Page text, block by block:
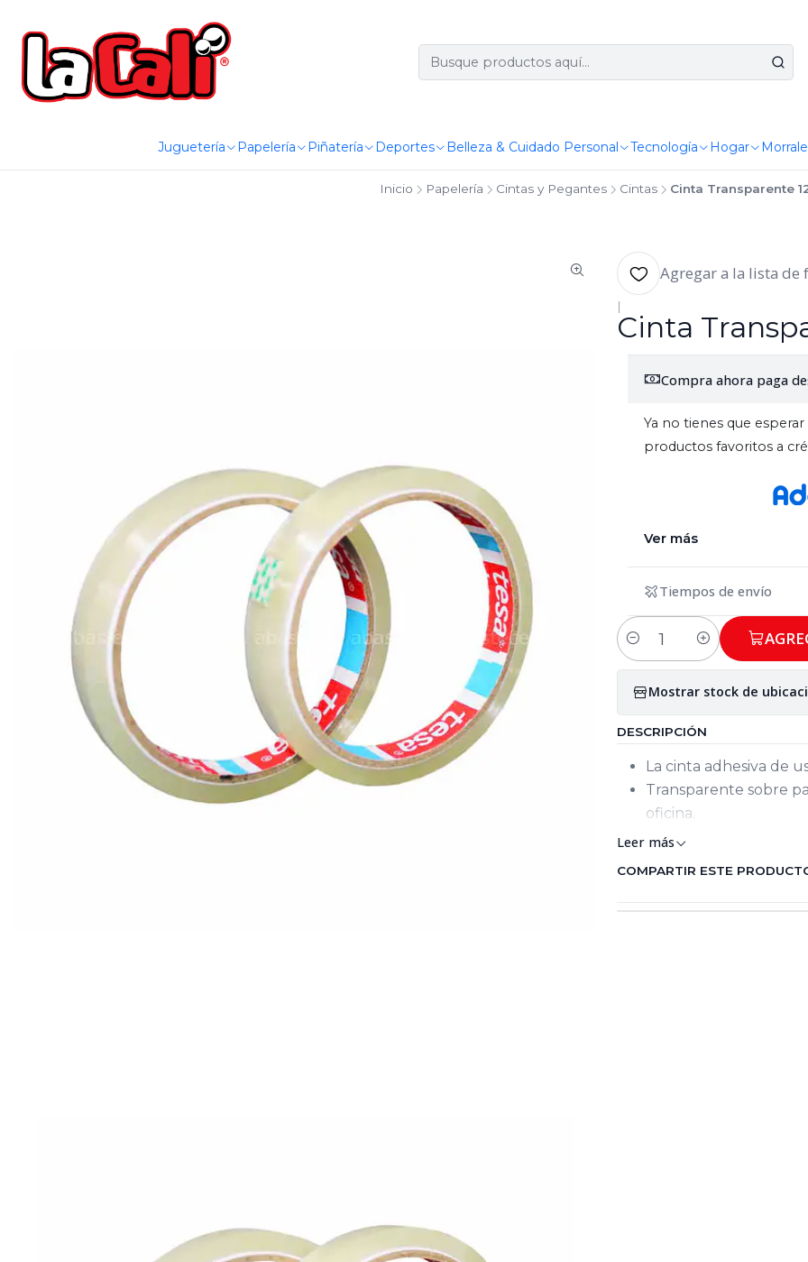
Juguetería Papelería Piñatería Deportes Belleza & Cuidado Personal Tecnología Hogar
Inicio Papelería Cintas y Pegantes Cintas Cinta Transparente
Agregar a la lista de
|
Cinta
Compra ahora paga
Ya no tienes que
productos favoritos a
Ver más
Tiempos de envío
Cantidad
Mostrar stock de
DESCRIPCIÓN
La cinta adhesiva de
Transparente sobre
oficina.
Leer más
COMPARTIR ESTE